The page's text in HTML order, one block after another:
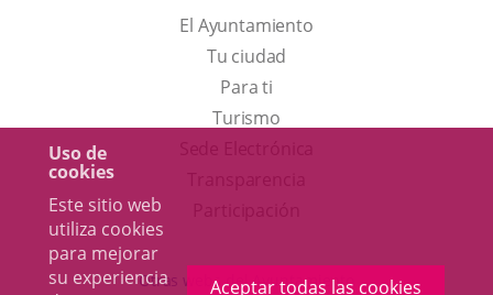
Uso de
cookies
Este sitio web
utiliza cookies
para mejorar
su experiencia
Aceptar todas las cookies
El Ayuntamiento
Tu ciudad
Para ti
TurismoEste
unaexterna.
Otras webs del Ayuntamiento